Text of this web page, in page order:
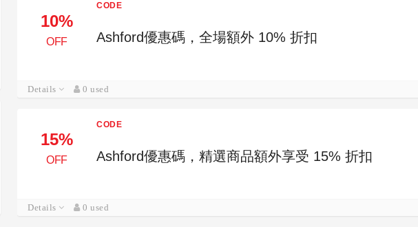
10%
OFF
CODE
Ashford優惠碼，全場額外 10% 折扣
Details 0 used
15%
OFF
CODE
Ashford優惠碼，精選商品額外享受 15% 折扣
Details 0 used